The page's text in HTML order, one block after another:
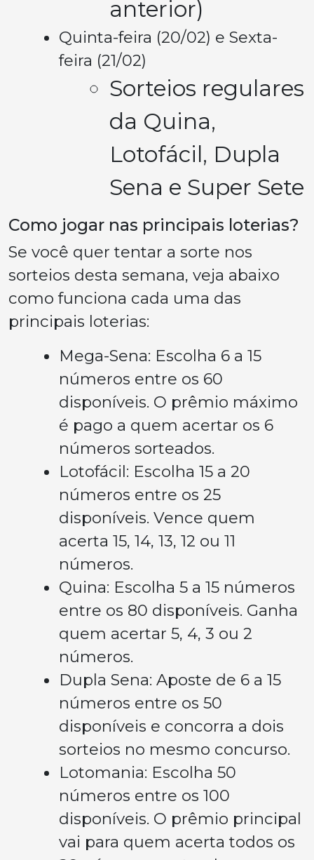
anterior)
Quinta-feira (20/02) e Sexta-
feira (21/02)
Sorteios regulares
da Quina,
Lotofácil, Dupla
Sena e Super Sete
Como jogar nas principais loterias?
Se você quer tentar a sorte nos
sorteios desta semana, veja abaixo
como funciona cada uma das
principais loterias:
Mega-Sena: Escolha 6 a 15
números entre os 60
disponíveis. O prêmio máximo
é pago a quem acertar os 6
números sorteados.
Lotofácil: Escolha 15 a 20
números entre os 25
disponíveis. Vence quem
acerta 15, 14, 13, 12 ou 11
números.
Quina: Escolha 5 a 15 números
entre os 80 disponíveis. Ganha
quem acertar 5, 4, 3 ou 2
números.
Dupla Sena: Aposte de 6 a 15
números entre os 50
disponíveis e concorra a dois
sorteios no mesmo concurso.
Lotomania: Escolha 50
números entre os 100
disponíveis. O prêmio principal
vai para quem acerta todos os